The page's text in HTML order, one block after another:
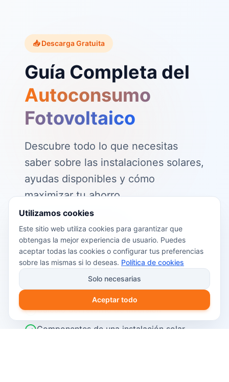
📥 Descarga Gratuita
Guía Completa del
Autoconsumo
Fotovoltaico
Descubre todo lo que necesitas
saber sobre las instalaciones solares,
ayudas disponibles y cómo
maximizar tu ahorro.
📖 Contenido de la guía:
Cómo funciona el autoconsumo
fotovoltaico
Ayudas y subvenciones disponibles en
2026
Cálculo del retorno de inversión
Componentes de una instalación solar
Utilizamos cookies
Este sitio web utiliza cookies para garantizar que
obtengas la mejor experiencia de usuario. Puedes
aceptar todas las cookies o configurar tus preferencias
sobre las mismas si lo deseas. Política de cookies
Solo necesarias
Aceptar todo